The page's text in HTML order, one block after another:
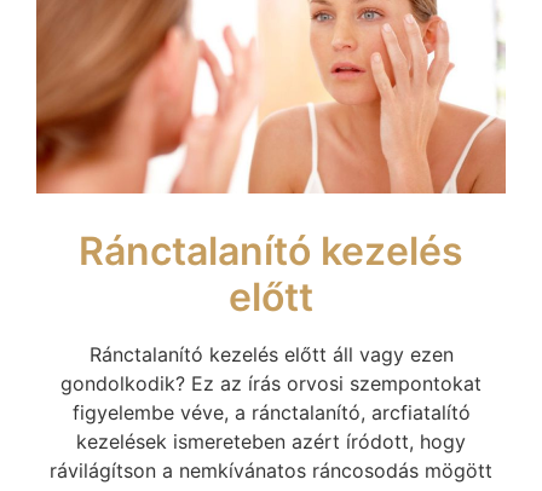
Ránctalanító kezelés
előtt
Ránctalanító kezelés előtt áll vagy ezen
gondolkodik? Ez az írás orvosi szempontokat
figyelembe véve, a ránctalanító, arcfiatalító
kezelések ismereteben azért íródott, hogy
rávilágítson a nemkívánatos ráncosodás mögött